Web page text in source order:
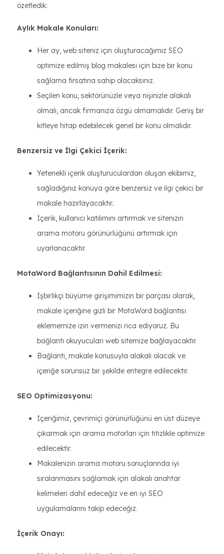
özetledik:
Aylık Makale Konuları:
Her ay, web siteniz için oluşturacağımız SEO
optimize edilmiş blog makalesi için bize bir konu
sağlama fırsatına sahip olacaksınız.
Seçilen konu, sektörünüzle veya nişinizle alakalı
olmalı, ancak firmanıza özgü olmamalıdır. Geniş bir
kitleye hitap edebilecek genel bir konu olmalıdır.
Benzersiz ve İlgi Çekici İçerik:
Yetenekli içerik oluşturuculardan oluşan ekibimiz,
sağladığınız konuya göre benzersiz ve ilgi çekici bir
makale hazırlayacaktır..
İçerik, kullanıcı katılımını artırmak ve sitenizin
arama motoru görünürlüğünü artırmak için
uyarlanacaktır.
MotaWord Bağlantısının Dahil Edilmesi:
İşbirlikçi büyüme girişimimizin bir parçası olarak,
makale içeriğine gizli bir MotaWord bağlantısı
eklememize izin vermenizi rica ediyoruz. Bu
bağlantı okuyucuları web sitemize bağlayacaktır.
Bağlantı, makale konusuyla alakalı olacak ve
içeriğe sorunsuz bir şekilde entegre edilecektir.
SEO Optimizasyonu:
İçeriğimiz, çevrimiçi görünürlüğünü en üst düzeye
çıkarmak için arama motorları için titizlikle optimize
edilecektir.
Makalenizin arama motoru sonuçlarında iyi
sıralanmasını sağlamak için alakalı anahtar
kelimeleri dahil edeceğiz ve en iyi SEO
uygulamalarını takip edeceğiz.
İçerik Onayı: